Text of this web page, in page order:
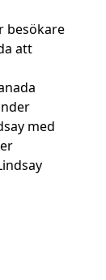
besökare
att
med